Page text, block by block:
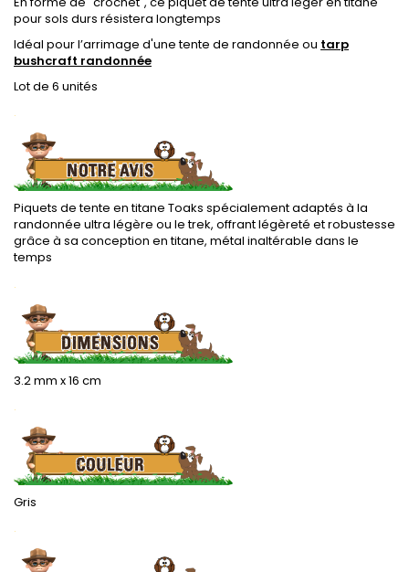
pour sols durs résistera longtemps
Idéal pour l’arrimage d'une tente de randonnée ou tarp
bushcraft randonnée
Lot de 6 unités
.
Piquets de tente en titane Toaks spécialement adaptés à la
randonnée ultra légère ou le trek, offrant légèreté et robustesse
grâce à sa conception en titane, métal inaltérable dans le
temps
.
3.2 mm x 16 cm
.
Gris
.